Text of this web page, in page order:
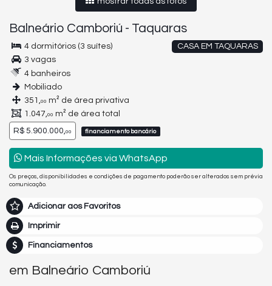
Balneário Camboriú - Taquaras
CASA EM TAQUARAS
4 dormitórios (3 suítes)
3 vagas
4 banheiros
Mobiliado
351,00 m² de área privativa
1.047,00 m² de área total
R$ 5.900.000,00 financiamento bancário
Mais Informações via WhatsApp
Os preços, disponibilidades e condições de pagamento poderão ser alterados sem prévia
comunicação.
Adicionar aos Favoritos
Imprimir
Financiamentos
em Balneário Camboriú